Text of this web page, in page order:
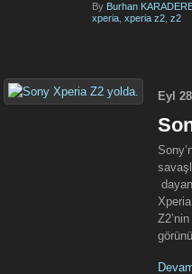
By Burhan
xperia, xperia z2, z2
Eyl 28